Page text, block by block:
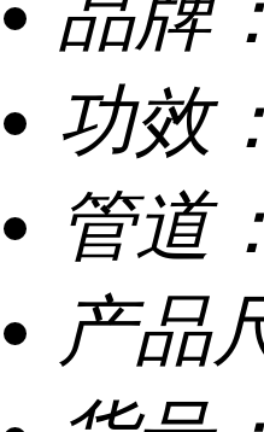
功效：
管道：
产品